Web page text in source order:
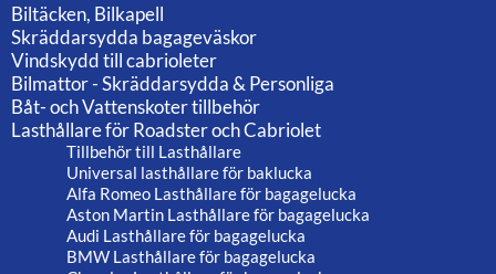
Biltäcken, Bilkapell
Skräddarsydda bagageväskor
Vindskydd till cabrioleter
Bilmattor - Skräddarsydda & Personliga
Båt- och Vattenskoter tillbehör
Lasthållare för Roadster och Cabriolet
Tillbehör till Lasthållare
Universal lasthållare för baklucka
Alfa Romeo Lasthållare för bagagelucka
Aston Martin Lasthållare för bagagelucka
Audi Lasthållare för bagagelucka
BMW Lasthållare för bagagelucka